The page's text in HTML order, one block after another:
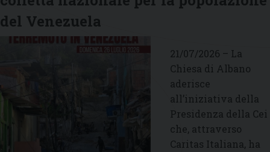
del Venezuela
21/07/2026 – La
Chiesa di Albano
aderisce
all’iniziativa della
Presidenza della Cei
che, attraverso
Caritas Italiana, ha